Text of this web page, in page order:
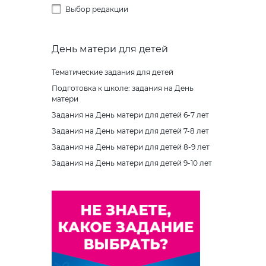
Буква Z
Буква Ж
Буква И
Буква І
Буква Ї
Буква Й
Буква К
Буква Л
Буква М
Буква Н
Буква О
Буква П
Буква Р
Буква Ж
Буква И
Буква Й
Буква К
Буква Л
Буква М
Буква Н
Буква П
Буква Р
Буква С
Буква Т
Предметные ассоциации
Шифры и коды
Найди тень
Выбор редакции
День матери для детей
Тематические задания для детей
Подготовка к школе: задания на День
матери
Задания на День матери для детей 6-7 лет
Задания на День матери для детей 7-8 лет
Задания на День матери для детей 8-9 лет
Задания на День матери для детей 9-10 лет